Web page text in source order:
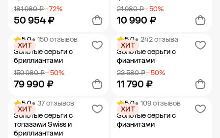
181 980 ₽− 72%
50 954 ₽
Добавить в корзину
21 980 ₽− 50%
10 990 ₽
Добавить в корзину
5.0• 150 отзывов
Золотые серьги с
бриллиантами
159 980 ₽− 50%
79 990 ₽
ХИТ
Добавить в корзину
5.0• 242 отзыва
Золотые серьги с
фианитами
23 580 ₽− 50%
11 790 ₽
ХИТ
Добавить в корзину
5.0• 37 отзывов
Золотые серьги с
топазами Swiss и
бриллиантами
ХИТ
5.0• 109 отзывов
Золотые серьги с
фианитами
ХИТ